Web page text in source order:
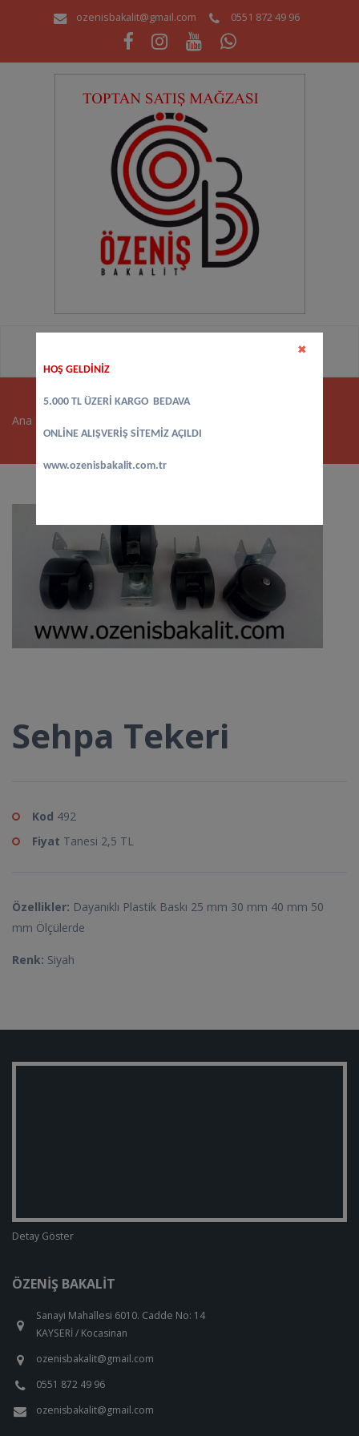
ozenisbakalit@gmail.com 0551 872 49 96
Ana sayfa
Sehpa Tekeri
Kod 492
Fiyat Tanesi 2,5 TL
Özellikler: Dayanıklı Plastik Baskı 25 mm 30 mm 40 mm 50
mm Ölçülerde
Renk: Siyah
Detay Göster
ÖZENIŞ BAKALIT
Sanayi Mahallesi 6010. Cadde No: 14
KAYSERİ / Kocasinan
ozenisbakalit@gmail.com
0551 872 49 96
ozenisbakalit@gmail.com
HOŞ GELDİNİZ
5.000 TL ÜZERİ KARGO BEDAVA
ONLİNE ALIŞVERİŞ SİTEMİZ AÇILDI
www.ozenisbakalit.com.tr
✖